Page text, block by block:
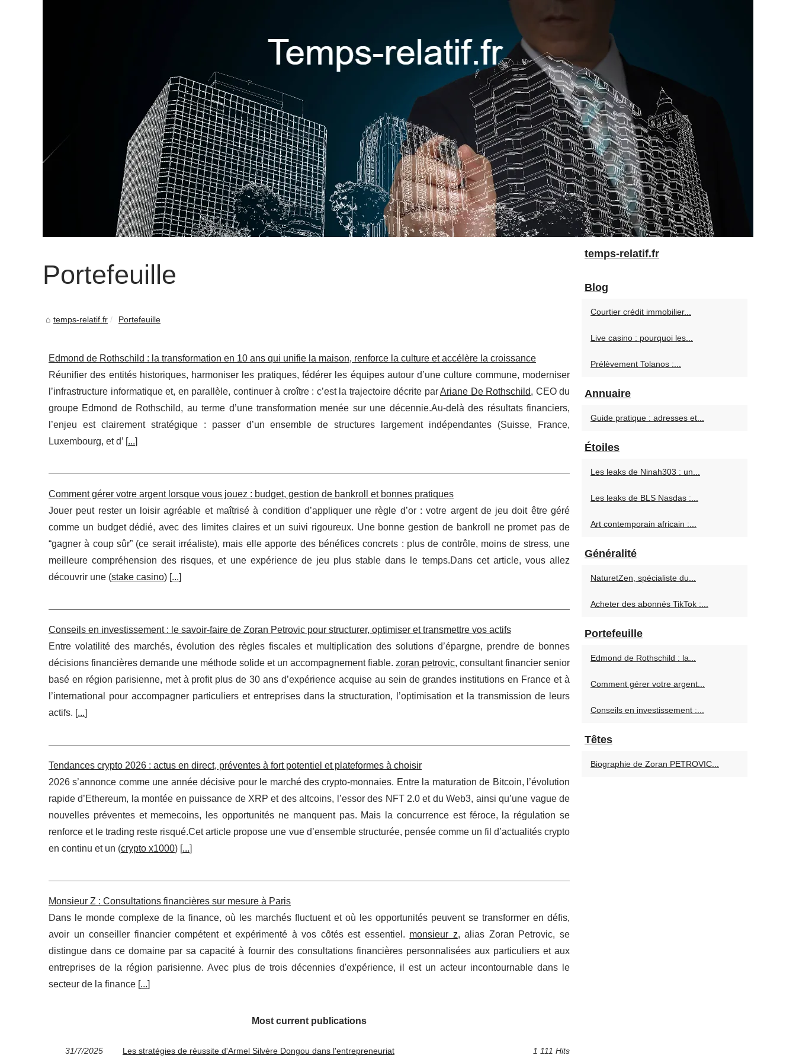
Portefeuille
temps-relatif.fr Portefeuille
Edmond de Rothschild : la transformation en 10 ans qui unifie la maison, renforce la culture et accélère la croissance
Réunifier des entités historiques, harmoniser les pratiques, fédérer les équipes autour d’une culture commune, moderniser
l’infrastructure informatique et, en parallèle, continuer à croître : c’est la trajectoire décrite parAriane De Rothschild, CEO du
groupe Edmond de Rothschild, au terme d’une transformation menée sur une décennie.Au-delà des résultats financiers,
l’enjeu est clairement stratégique : passer d’un ensemble de structures largement indépendantes (Suisse, France,
Luxembourg, et d’ [...]
Comment gérer votre argent lorsque vous jouez : budget, gestion de bankroll et bonnes pratiques
Jouer peut rester un loisir agréable et maîtrisé à condition d’appliquer une règle d’or : votre argent de jeu doit être géré
comme un budget dédié, avec des limites claires et un suivi rigoureux. Une bonne gestion de bankroll ne promet pas de
“gagner à coup sûr” (ce serait irréaliste), mais elle apporte des bénéfices concrets : plus de contrôle, moins de stress, une
meilleure compréhension des risques, et une expérience de jeu plus stable dans le temps.Dans cet article, vous allez
découvrir une (stake casino) [...]
Conseils en investissement : le savoir-faire de Zoran Petrovic pour structurer, optimiser et transmettre vos actifs
Entre volatilité des marchés, évolution des règles fiscales et multiplication des solutions d’épargne, prendre de bonnes
décisions financières demande une méthode solide et un accompagnement fiable. zoran petrovic, consultant financier senior
basé en région parisienne, met à profit plus de 30 ans d’expérience acquise au sein de grandes institutions en France et à
l’international pour accompagner particuliers et entreprises dans la structuration, l’optimisation et la transmission de leurs
actifs. [...]
Tendances crypto 2026 : actus en direct, préventes à fort potentiel et plateformes à choisir
2026 s’annonce comme une année décisive pour le marché des crypto-monnaies. Entre la maturation de Bitcoin, l’évolution
rapide d’Ethereum, la montée en puissance de XRP et des altcoins, l’essor des NFT 2.0 et du Web3, ainsi qu’une vague de
nouvelles préventes et memecoins, les opportunités ne manquent pas. Mais la concurrence est féroce, la régulation se
renforce et le trading reste risqué.Cet article propose une vue d’ensemble structurée, pensée comme un fil d’actualités crypto
en continu et un (crypto x1000) [...]
Monsieur Z : Consultations financières sur mesure à Paris
Dans le monde complexe de la finance, où les marchés fluctuent et où les opportunités peuvent se transformer en défis,
avoir un conseiller financier compétent et expérimenté à vos côtés est essentiel. monsieur z, alias Zoran Petrovic, se
distingue dans ce domaine par sa capacité à fournir des consultations financières personnalisées aux particuliers et aux
entreprises de la région parisienne. Avec plus de trois décennies d'expérience, il est un acteur incontournable dans le
secteur de la finance [...]
Most current publications
31/7/2025 Les stratégies de réussite d'Armel Silvère Dongou dans l'entrepreneuriat 1 111 Hits
temps-relatif.fr
Blog
Courtier crédit immobilier...
Live casino : pourquoi les...
Prélèvement Tolanos :...
Annuaire
Guide pratique : adresses et...
Étoiles
Les leaks de Ninah303 : un...
Les leaks de BLS Nasdas :...
Art contemporain africain :...
Généralité
NaturetZen, spécialiste du...
Acheter des abonnés TikTok :...
Portefeuille
Edmond de Rothschild : la...
Comment gérer votre argent...
Conseils en investissement :...
Têtes
Biographie de Zoran PETROVIC...